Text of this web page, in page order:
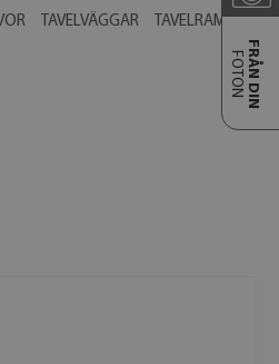
TAVELVÄGGAR TAVELRAMAR
FRÅN DIN
FOTON